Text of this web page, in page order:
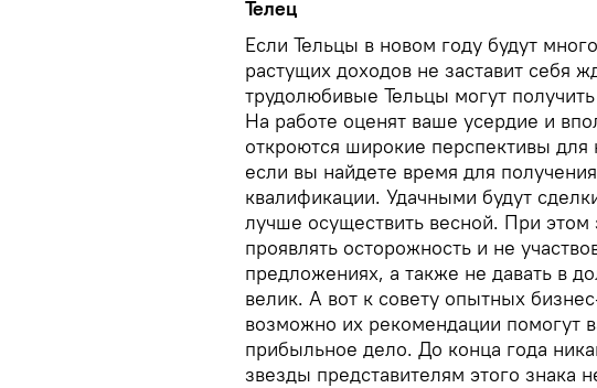
Телец
Если Тельцы в новом году будут
растущих доходов не заставит себя
трудолюбивые Тельцы могут
На работе оценят ваше усердие и
откроются широкие перспективы для
если вы найдете время для
квалификации. Удачными будут
лучше осуществить весной. При
проявлять осторожность и не
предложениях, а также не давать в
велик. А вот к совету опытных
возможно их рекомендации помогут
прибыльное дело. До конца года
звезды представителям этого знака